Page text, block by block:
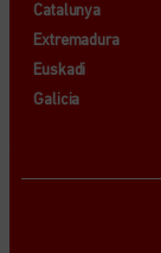
Catalunya
Extremadura
Euskadi
Galicia